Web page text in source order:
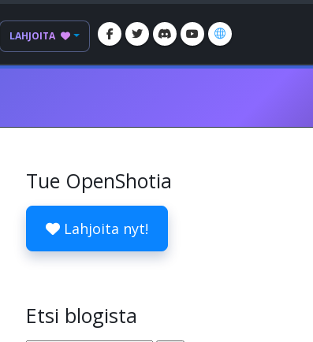
LAHJOITA
Tue OpenShotia
Lahjoita nyt!
Etsi blogista